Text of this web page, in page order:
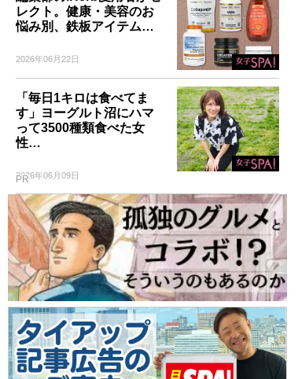
レクト。健康・美容のお
悩み別、鉄板アイテム…
2026年06月22日
「毎日1キロは食べてま
す」ヨーグルト沼にハマ
って3500種類食べた女
性…
2026年06月09日
PR